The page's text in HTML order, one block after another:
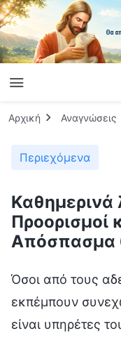
Αρχική Αναγνώσεις
Περιεχόμενα
Καθημερινά
Προορισμοί
Απόσπασμα
Όσοι από τους
εκπέμπουν
είναι υπηρέτες